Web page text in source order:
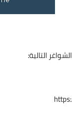
التالية: